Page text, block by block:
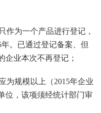
作为一个产品进行登记，
年。已通过登记备案、但
企业本次不再登记；
为规模以上（2015年企业
位，该项须经统计部门审